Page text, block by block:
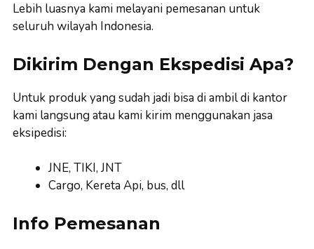
Lebih luasnya kami melayani pemesanan untuk
seluruh wilayah Indonesia.
Dikirim Dengan Ekspedisi Apa?
Untuk produk yang sudah jadi bisa di ambil di kantor
kami langsung atau kami kirim menggunakan jasa
eksipedisi:
JNE, TIKI, JNT
Cargo, Kereta Api, bus, dll
Info Pemesanan